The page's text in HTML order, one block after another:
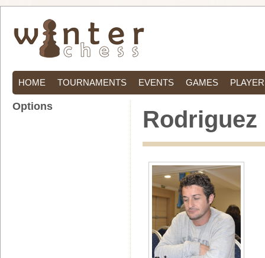
HOME TOURNAMENTS EVENTS GAMES
Rodriguez
Options